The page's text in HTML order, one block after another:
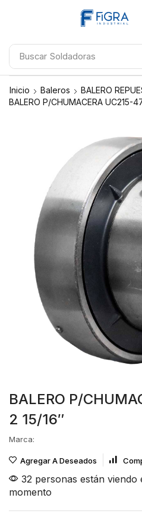
Buscar Aceites
Inicio Baleros
BALERO
BALERO P/CHUMACERA UC215-
BALERO P/
2 15/16″
Marca:
Agregar A Deseados
32 personas están
momento